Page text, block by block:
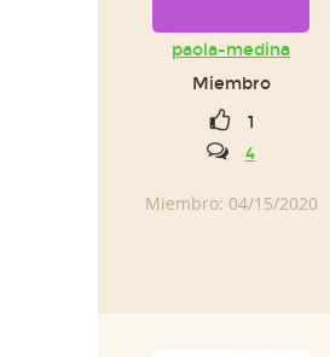
paola-medina
Miembro
1
4
Miembro: 04/15/2020